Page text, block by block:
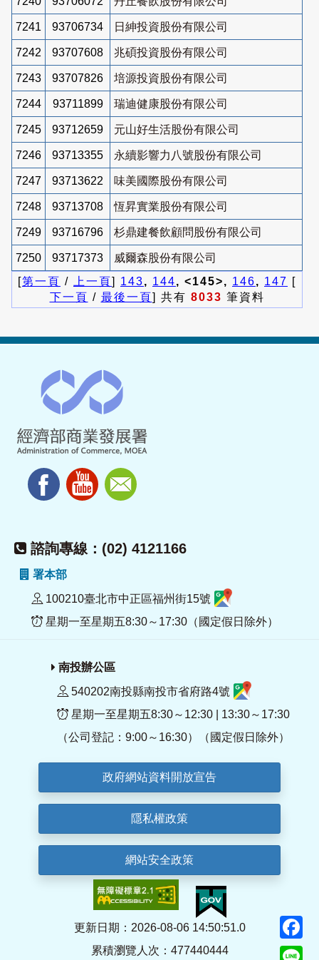
7241 93706734 日紳投資股份有限公司
7242 93707608 兆碩投資股份有限公司
7243 93707826 培源投資股份有限公司
7244 93711899 瑞迪健康股份有限公司
7245 93712659 元山好生活股份有限公司
7246 93713355 永續影響力八號股份有限公司
7247 93713622 味美國際股份有限公司
7248 93713708 恆昇實業股份有限公司
7249 93716796 杉鼎建餐飲顧問股份有限公司
7250 93717373
威爾森股份有限公司
[第一頁 / 上一頁] 143, 144, <145>, 146, 147 [
下一頁 / 最後一頁] 共有 8033 筆資料
諮詢專線：(02) 4121166
署本部
100210臺北市中正區福州街15號
星期一至星期五8:30～17:30（國定假日除外）
南投辦公區
540202南投縣南投市省府路4號
星期一至星期五8:30～12:30 | 13:30～17:30
（公司登記：9:00～16:30）（國定假日除外）
政府網站資料開放宣告
隱私權政策
網站安全政策
更新日期：2026-08-06 14:50:51.0
累積瀏覽人次：477440444